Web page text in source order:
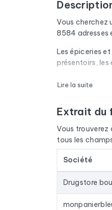
Vous cherchez
8584 adresses
Les épiceries
présentoirs, les
Chaque email
Le fichier ne se
nom du
Les données
une base
du marché.
Lire la suite
Extrait du
Vous trouverez
tous les
Société
Drugstore